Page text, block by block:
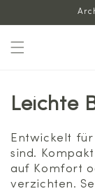
Leichte
Entwickelt
sind.
auf Komfort
verzichten.